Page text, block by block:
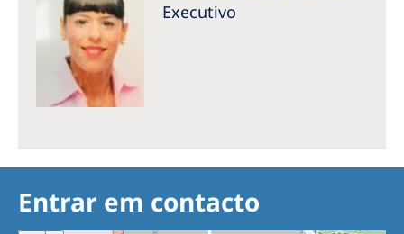
North America
United States of America
NephroCare International
Executivo
Entrar em contacto